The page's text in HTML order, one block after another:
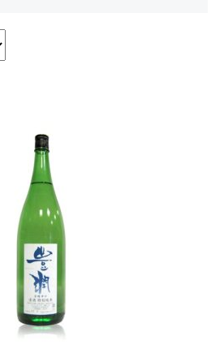
お知らせ
お問い合わせ
カートを見る